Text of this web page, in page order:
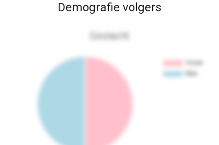
Demografie volgers
Geslacht